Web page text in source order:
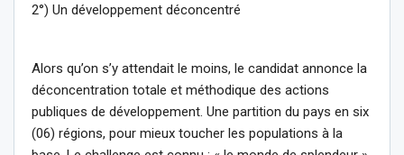
2°) Un développement déconcentré
Alors qu’on s’y attendait le moins, le candidat annonce la
déconcentration totale et méthodique des actions
publiques de développement. Une partition du pays en six
(06) régions, pour mieux toucher les populations à la